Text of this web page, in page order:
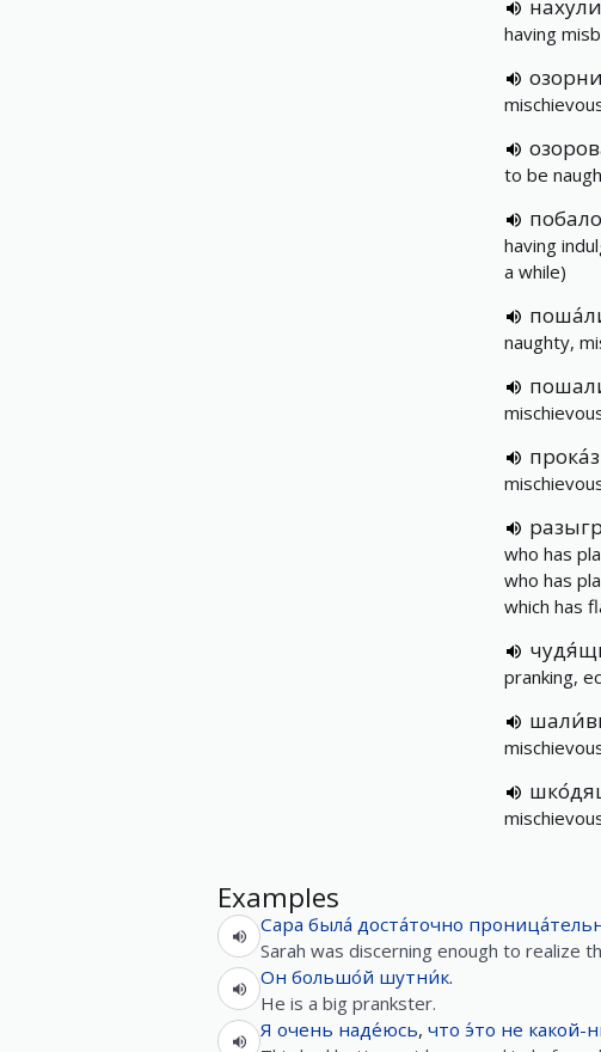
having
to be
having
a while)
naughty,
who has
who has
which has
pranking,
Examples
Сара была́ доста́точно
Sarah was discerning enough to realize
Он большо́й шутни́к.
He is a big prankster.
Я очень наде́юсь, что э́то не какой-